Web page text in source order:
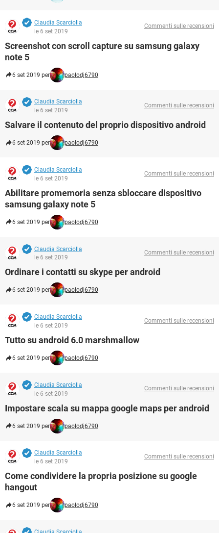
Claudia Scarciolla
le 6 set 2019
Commenti sulle recensioni
Screenshot con scroll capture su samsung galaxy
note 5
6 set 2019 per paolodj6790
Claudia Scarciolla
le 6 set 2019
Commenti sulle recensioni
Salvare il contenuto del proprio dispositivo android
6 set 2019 per paolodj6790
Claudia Scarciolla
le 6 set 2019
Commenti sulle recensioni
Abilitare promemoria senza sbloccare dispositivo
samsung galaxy note 5
6 set 2019 per paolodj6790
Claudia Scarciolla
le 6 set 2019
Commenti sulle recensioni
Ordinare i contatti su skype per android
6 set 2019 per paolodj6790
Claudia Scarciolla
le 6 set 2019
Commenti sulle recensioni
Tutto su android 6.0 marshmallow
6 set 2019 per paolodj6790
Claudia Scarciolla
le 6 set 2019
Commenti sulle recensioni
Impostare scala su mappa google maps per android
6 set 2019 per paolodj6790
Claudia Scarciolla
le 6 set 2019
Commenti sulle recensioni
Come condividere la propria posizione su google
hangout
6 set 2019 per paolodj6790